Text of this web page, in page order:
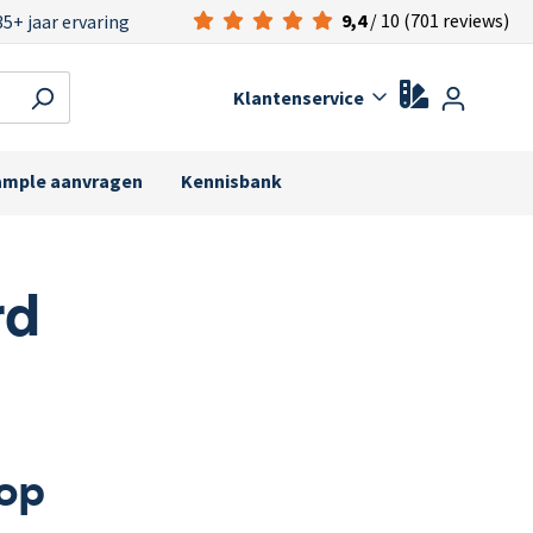
jaar ervaring 9,4/ 10 (701 reviews)
Klantenservice
aanvragen Kennisbank